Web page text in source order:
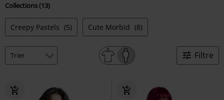
Collections (13)
Creepy Pastels (5) Cute Morbid (8)
Filtre